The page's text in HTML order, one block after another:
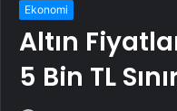
Ekonomi
Altın
5 Bin TL